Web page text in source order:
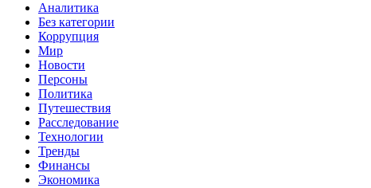
Аналитика
Без категории
Коррупция
Мир
Новости
Персоны
Политика
Путешествия
Расследование
Технологии
Тренды
Финансы
Экономика